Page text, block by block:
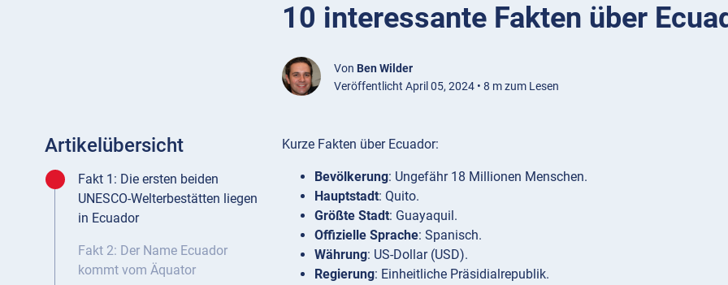
10 interessante Fakten über
Von Ben Wilder
Veröffentlicht April 05, 2024 • 8 m zum Lesen
Artikelübersicht
Fakt 1: Die ersten beiden
UNESCO-Welterbestätten liegen
in Ecuador
Fakt 2: Der Name Ecuador
kommt vom Äquator
Kurze Fakten über Ecuador:
Bevölkerung: Ungefähr 18 Millionen Menschen.
Hauptstadt: Quito.
Größte Stadt: Guayaquil.
Offizielle Sprache: Spanisch.
Währung: US-Dollar (USD).
Regierung: Einheitliche Präsidialrepublik.